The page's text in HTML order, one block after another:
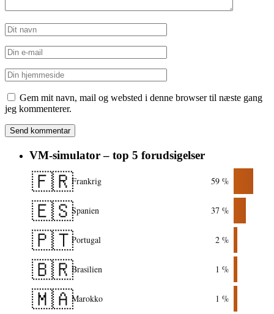
Gem mit navn, mail og websted i denne browser til næste gang
jeg kommenterer.
VM-simulator – top 5 forudsigelser
🇫🇷Frankrig 59 %
🇪🇸Spanien 37 %
🇵🇹Portugal 2 %
🇧🇷Brasilien 1 %
🇲🇦Marokko 1 %